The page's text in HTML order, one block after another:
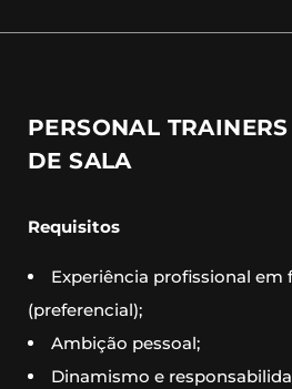
PERSONAL
DE SALA
Requisitos
Experiência profissional em
(preferencial);
Ambição pessoal;
Dinamismo e